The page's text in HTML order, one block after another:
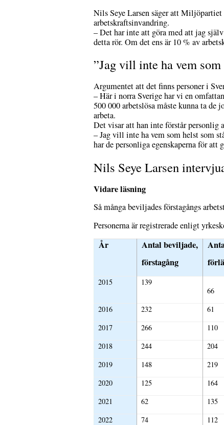
Nils Seye Larsen säger att Miljöpartiet
arbetskraftsinvandring.
– Det har inte att göra med att jag
detta rör. Om det ens är 10 % av
”Jag vill inte ha vem
Argumentet att det finns personer i
– Här i norra Sverige har vi en
500 000 arbetslösa måste kunna ta
arbeta.
Det visar att han inte förstår personlig
– Jag vill inte ha vem som helst som
har de personliga egenskaperna för att
Nils Seye Larsen
Vidare läsning
Så många beviljades förstagångs
Personerna är registrerade enligt
År
Antal beviljade,
förstagång
2015
139
66
2016
232
61
2017
266
110
2018
244
204
2019
148
219
2020
125
164
2021
62
135
2022
74 112